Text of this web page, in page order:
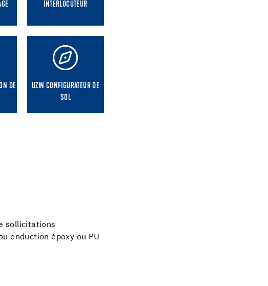
INTERLOCUTEUR
DE
UZIN CONFIGURATEUR DE
SOL
sollicitations
enduction époxy ou PU